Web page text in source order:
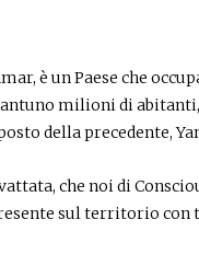
è un Paese che
milioni di
della precedente,
che noi di
sul territorio con